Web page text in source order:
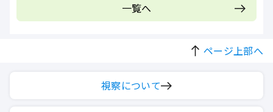
一覧へ
ページ上部へ
視察について